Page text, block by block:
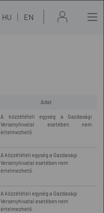
HU EN
Adat
A közzétételi egység a Gazdasági
Versenyhivatal esetében nem
értelmezhető.
A közzétételi egység a Gazdasági
Versenyhivatal esetében nem
értelmezhető.
A közzétételi egység a Gazdasági
Versenyhivatal esetében nem
értelmezhető.